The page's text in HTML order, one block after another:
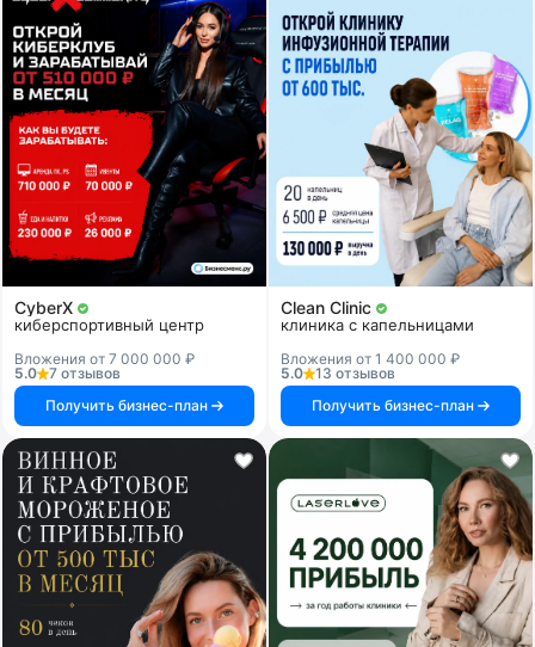
CyberX
киберспортивный центр
Вложения от 7 000 000 ₽
5.0
7 отзывов
Получить бизнес-план
Clean Clinic
клиника с капельницами
Вложения от 1 400 000 ₽
5.0
13 отзывов
Получить бизнес-план